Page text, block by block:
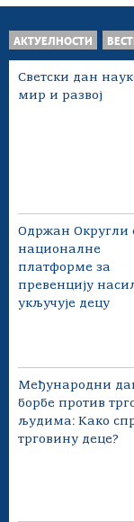
АКТУЕЛНОСТИ
Светски дан
мир и развој
Одржан Округли
националне
платформе за
превенцију
укључује децу
Међународни
борбе против
људима: Како
трговину деце?